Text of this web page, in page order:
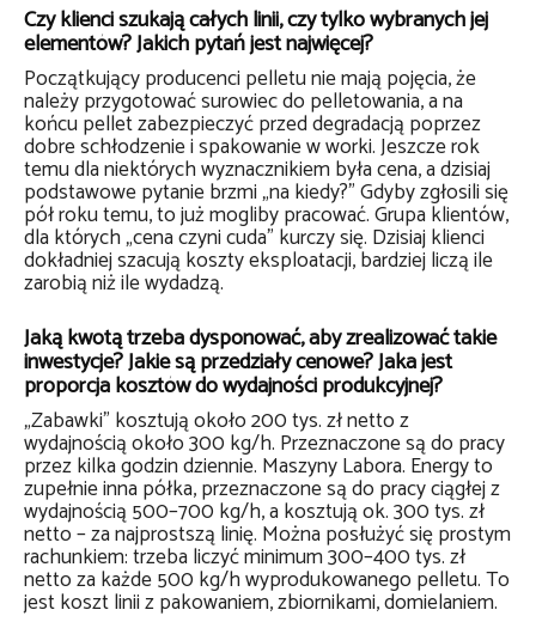
Czy klienci szukają całych linii, czy tylko wybranych jej
elementów? Jakich pytań jest najwięcej?
Początkujący producenci pelletu nie mają pojęcia, że
należy przygotować surowiec do pelletowania, a na
końcu pellet zabezpieczyć przed degradacją poprzez
dobre schłodzenie i spakowanie w worki. Jeszcze rok
temu dla niektórych wyznacznikiem była cena, a dzisiaj
podstawowe pytanie brzmi „na kiedy?” Gdyby zgłosili się
pół roku temu, to już mogliby pracować. Grupa klientów,
dla których „cena czyni cuda” kurczy się. Dzisiaj klienci
dokładniej szacują koszty eksploatacji, bardziej liczą ile
zarobią niż ile wydadzą.
Jaką kwotą trzeba dysponować, aby zrealizować takie
inwestycje? Jakie są przedziały cenowe? Jaka jest
proporcja kosztów do wydajności produkcyjnej?
„Zabawki” kosztują około 200 tys. zł netto z
wydajnością około 300 kg/h. Przeznaczone są do pracy
przez kilka godzin dziennie. Maszyny Labora. Energy to
zupełnie inna półka, przeznaczone są do pracy ciągłej z
wydajnością 500–700 kg/h, a kosztują ok. 300 tys. zł
netto – za najprostszą linię. Można posłużyć się prostym
rachunkiem: trzeba liczyć minimum 300–400 tys. zł
netto za każde 500 kg/h wyprodukowanego pelletu. To
jest koszt linii z pakowaniem, zbiornikami, domielaniem.